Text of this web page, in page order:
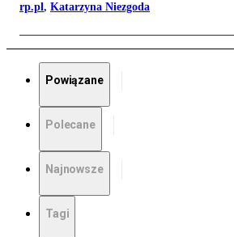
rp.pl, Katarzyna Niezgoda
Powiązane
Polecane
Najnowsze
Tagi